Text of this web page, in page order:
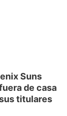
Suns
de casa
titulares